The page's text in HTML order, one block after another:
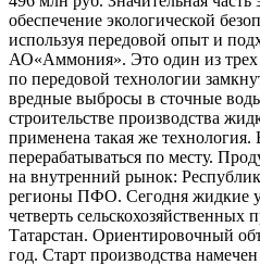
обеспечение экологической
используя передовой опыт и
АО«Аммония». Это один из трех
по передовой технологии
вредные выбросы в сточные
строительстве производства
применена такая же технология.
перерабатываться по месту.
на внутренний рынок:
регионы ПФО. Сегодня жидкие
четверть сельскохозяйственных
Татарстан. Ориентировочный
год. Старт производства